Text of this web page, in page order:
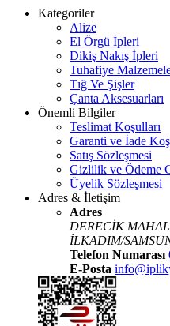
Kategoriler
Alize
El Örgü İpleri
Dikiş Nakış İpleri
Tuhafiye
Tığ Ve Şişler
Çanta Aksesuarları
Önemli Bilgiler
Teslimat Koşulları
Garanti ve İade
Satış Sözleşmesi
Gizlilik ve Ödeme
Üyelik Sözleşmesi
Adres & İletişim
Adres
DERECİK
İLKADIM/
Telefon Numarası
E-Posta